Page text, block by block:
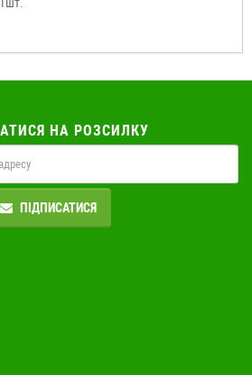
НА РОЗСИЛКУ
ПІДПИСАТИСЯ